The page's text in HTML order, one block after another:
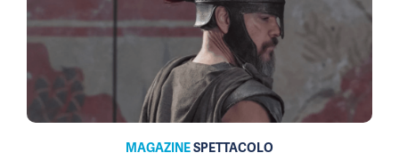
MAGAZINESPETTACOLO